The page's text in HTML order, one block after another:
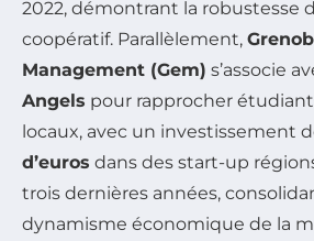
2022, démontrant la robustesse
coopératif. Parallèlement,
Management (Gem) s’associe
Angels pour rapprocher
locaux, avec un investissement
d’euros dans des start-up
trois dernières années,
dynamisme économique de la